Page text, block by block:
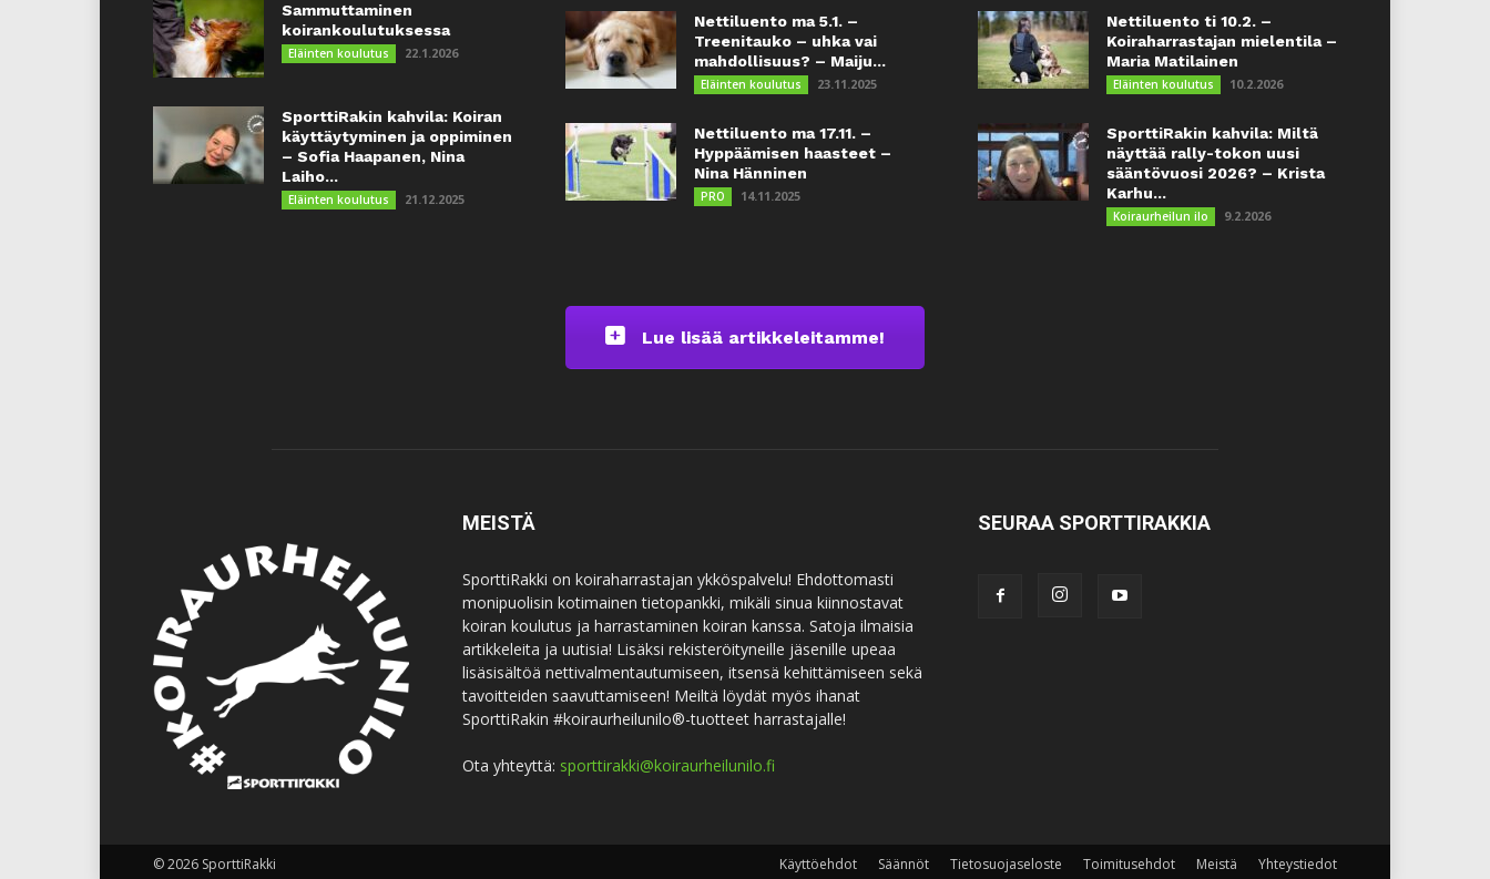
Sammuttaminen
koirankoulutuksessa
Eläinten koulutus 22.1.2026
SporttiRakin kahvila: Koiran
käyttäytyminen ja oppiminen
– Sofia Haapanen, Nina
Laiho...
Eläinten koulutus 21.12.2025
Nettiluento ma 5.1. –
Treenitauko – uhka vai
mahdollisuus? – Maiju...
Eläinten koulutus 23.11.2025
Nettiluento ma 17.11. –
Hyppäämisen haasteet –
Nina Hänninen
PRO 14.11.2025
Lue lisää artikkeleitamme!
Nettiluento ti 10.2. –
Koiraharrastajan mielentila –
Maria Matilainen
Eläinten koulutus 10.2.2026
SporttiRakin kahvila: Miltä
näyttää rally-tokon uusi
sääntövuosi 2026? – Krista
Karhu...
Koiraurheilun ilo 9.2.2026
MEISTÄ
SporttiRakki on koiraharrastajan ykköspalvelu! Ehdottomasti
monipuolisin kotimainen tietopankki, mikäli sinua kiinnostavat
koiran koulutus ja harrastaminen koiran kanssa. Satoja ilmaisia
artikkeleita ja uutisia! Lisäksi rekisteröityneille jäsenille upeaa
lisäsisältöä nettivalmentautumiseen, itsensä kehittämiseen sekä
tavoitteiden saavuttamiseen! Meiltä löydät myös ihanat
SporttiRakin #koiraurheilunilo®-tuotteet harrastajalle!
Ota yhteyttä: sporttirakki@koiraurheilunilo.fi
SEURAA SPORTTIRAKKIA
Käyttöehdot Säännöt Tietosuojaseloste Toimitusehdot Meistä Yhteystiedot
© 2026 SporttiRakki